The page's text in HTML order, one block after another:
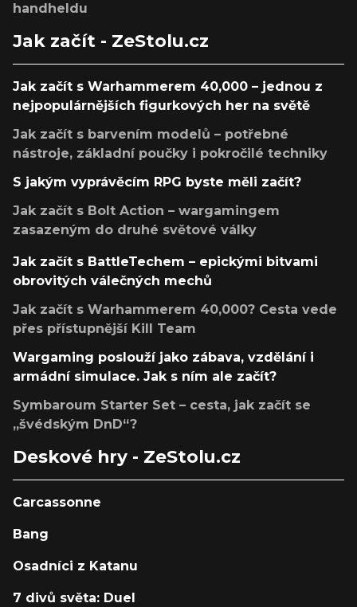
handheldu
Jak začít - ZeStolu.cz
Jak začít s Warhammerem 40,000 – jednou z
nejpopulárnějších figurkových her na světě
Jak začít s barvením modelů – potřebné
nástroje, základní poučky i pokročilé techniky
S jakým vyprávěcím RPG byste měli začít?
Jak začít s Bolt Action – wargamingem
zasazeným do druhé světové války
Jak začít s BattleTechem – epickými bitvami
obrovitých válečných mechů
Jak začít s Warhammerem 40,000? Cesta vede
přes přístupnější Kill Team
Wargaming poslouží jako zábava, vzdělání i
armádní simulace. Jak s ním ale začít?
Symbaroum Starter Set – cesta, jak začít se
„švédským DnD“?
Deskové hry - ZeStolu.cz
Carcassonne
Bang
Osadníci z Katanu
7 divů světa: Duel